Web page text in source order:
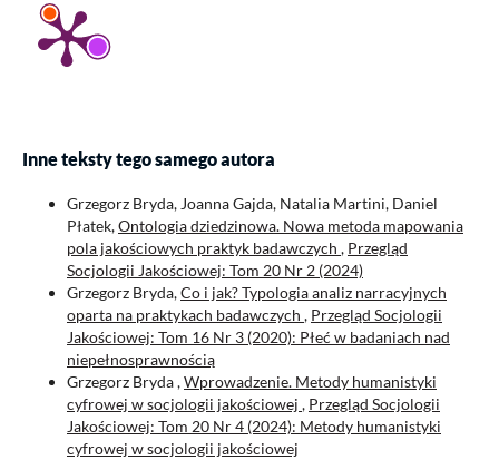
Inne teksty tego samego autora
Grzegorz Bryda, Joanna Gajda, Natalia Martini, Daniel
Płatek,Ontologia dziedzinowa. Nowa metoda mapowania
pola jakościowych praktyk badawczych , Przegląd
Socjologii Jakościowej: Tom 20 Nr 2 (2024)
Grzegorz Bryda,Co i jak? Typologia analiz narracyjnych
oparta na praktykach badawczych , Przegląd Socjologii
Jakościowej: Tom 16 Nr 3 (2020): Płeć w badaniach nad
niepełnosprawnością
Grzegorz Bryda ,Wprowadzenie. Metody humanistyki
cyfrowej w socjologii jakościowej , Przegląd Socjologii
Jakościowej: Tom 20 Nr 4 (2024): Metody humanistyki
cyfrowej w socjologii jakościowej